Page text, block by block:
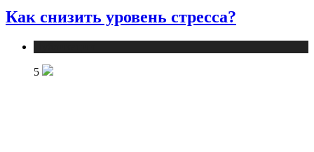
Как снизить уровень стресса?
5